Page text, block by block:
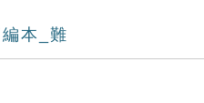
本_難